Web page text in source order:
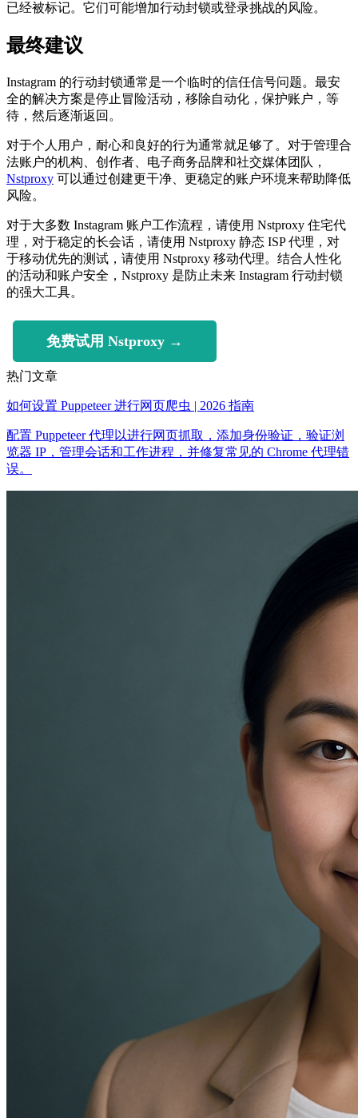
已经被标记。它们可能增加行动封锁或登录挑战的风险。
最终建议
Instagram 的行动封锁通常是一个临时的信任信号问题。最安
全的解决方案是停止冒险活动，移除自动化，保护账户，等
待，然后逐渐返回。
对于个人用户，耐心和良好的行为通常就足够了。对于管理合
法账户的机构、创作者、电子商务品牌和社交媒体团队，
Nstproxy 可以通过创建更干净、更稳定的账户环境来帮助降低
风险。
对于大多数 Instagram 账户工作流程，请使用 Nstproxy 住宅代
理，对于稳定的长会话，请使用 Nstproxy 静态 ISP 代理，对
于移动优先的测试，请使用 Nstproxy 移动代理。结合人性化
的活动和账户安全，Nstproxy 是防止未来 Instagram 行动封锁
的强大工具。
免费试用 Nstproxy →
热门文章
如何设置 Puppeteer 进行网页爬虫 | 2026 指南
配置 Puppeteer 代理以进行网页抓取，添加身份验证，验证浏
览器 IP，管理会话和工作进程，并修复常见的 Chrome 代理错
误。